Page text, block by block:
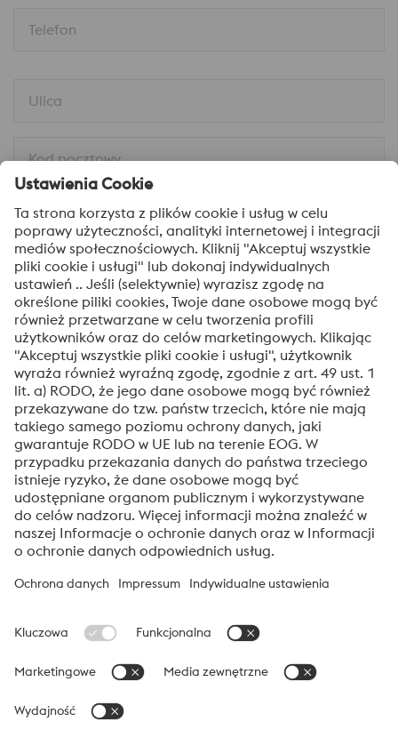
Telefon
Ulica
Kod pocztowy
Miejscowość
Wiadomość
Tak! Chcę otrzymywać okazjonalne informacje,
zaproszenia i inne istotne wiadomości.
Prześlij
Weryfikacja antybotowa
Kliknij, aby rozpocząć weryfikację
Friendly Captcha ⇗
voestalpine High Performance Metals Polska jest spółką
voestalpine. Dywizja skupia się na produktach dedykowanych
liderem w stalach narzędzowych i specjalnych.